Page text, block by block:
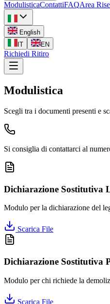
ModulisticaContattiFAQArea
English
IT
EN
Richiedi Ritiro
Modulistica
Scegli tra i documenti presenti e
Si consiglia di contattarci al
Dichiarazione Sostitutiva
Modulo per la dichiarazione del
Scarica File
Dichiarazione Sostitutiva
Modulo per chi richiede la
Scarica File